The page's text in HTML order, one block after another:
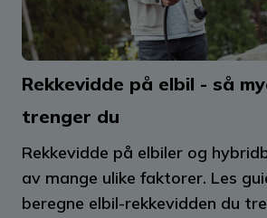
Rekkevidde på elbil - så
trenger du
Rekkevidde på elbiler og
av mange ulike faktorer. Les
beregne elbil-rekkevidden du